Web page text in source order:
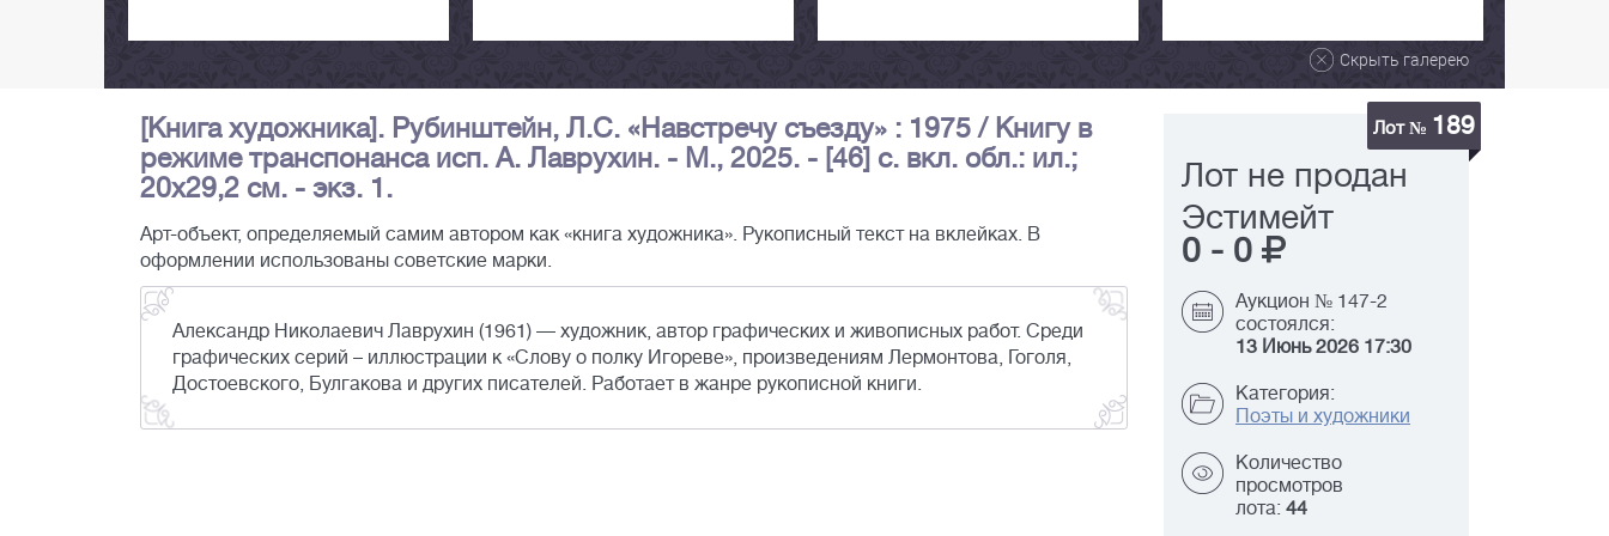
Скрыть галерею
[Книга художника]. Рубинштейн, Л.С. «Навстречу съезду» : 1975 / Книгу в
режиме транспонанса исп. А. Лаврухин. - М., 2025. - [46] с. вкл. обл.: ил.;
20х29,2 см. - экз. 1.
Арт-объект, определяемый самим автором как «книга художника». Рукописный текст на вклейках. В
оформлении использованы советские марки.
Александр Николаевич Лаврухин (1961) — художник, автор графических и живописных работ. Среди
графических серий – иллюстрации к «Слову о полку Игореве», произведениям Лермонтова, Гоголя,
Достоевского, Булгакова и других писателей. Работает в жанре рукописной книги.
Лот № 189
Лот не продан
Эстимейт
0 - 0
Аукцион № 147-2
состоялся:
13 Июнь 2026 17:30
Категория:
Поэты и художники
Количество
просмотров
лота: 44